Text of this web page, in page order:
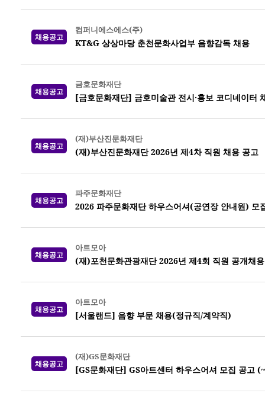
채용공고
컴퍼니에스에스(주)
KT&G 상상마당 춘천문화사업부 음향감독 채용
채용공고
금호문화재단
[금호문화재단] 금호미술관 전시·홍보 코디네이터
채용공고
(재)부산진문화재단
(재)부산진문화재단 2026년 제4차 직원 채용 공고
채용공고
파주문화재단
2026 파주문화재단 하우스어셔(공연장 안내원) 모
채용공고
아트모아
(재)포천문화관광재단 2026년 제4회 직원 공개채
채용공고
아트모아
[서울랜드] 음향 부문 채용(정규직/계약직)
채용공고
(재)GS문화재단
[GS문화재단] GS아트센터 하우스어셔 모집 공고